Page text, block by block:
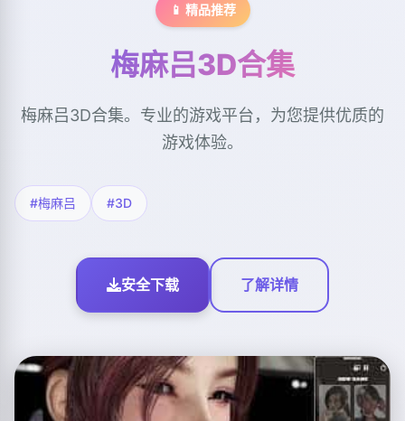
📱 精品推荐
梅麻吕3D合集
梅麻吕3D合集。专业的游戏平台，为您提供优质的
游戏体验。
#梅麻吕 #3D
安全下载 了解详情